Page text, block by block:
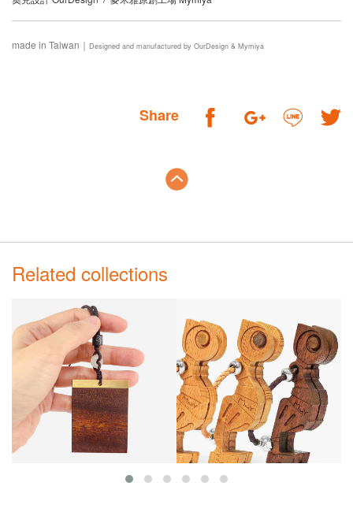
made in Taiwan｜ Designed and manufactured by OurDesign & Mymiya
Share
Related collections